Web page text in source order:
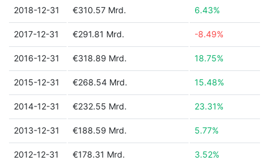
2018-12-31 €310.57 Mrd. 6.43%
2017-12-31 €291.81 Mrd. -8.49%
2016-12-31 €318.89 Mrd. 18.75%
2015-12-31 €268.54 Mrd. 15.48%
2014-12-31 €232.55 Mrd. 23.31%
2013-12-31 €188.59 Mrd. 5.77%
2012-12-31 €178.31 Mrd. 3.52%